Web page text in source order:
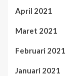
April 2021
Maret 2021
Februari 2021
Januari 2021